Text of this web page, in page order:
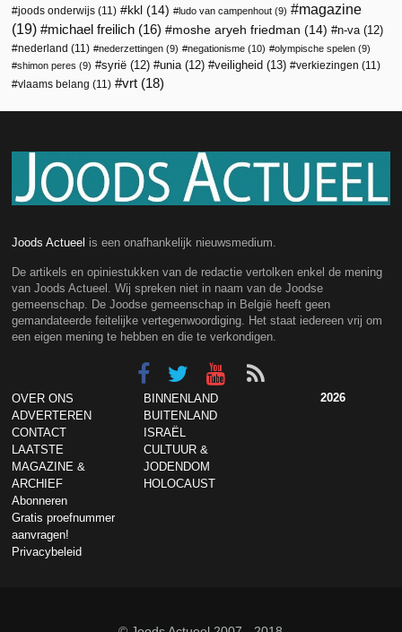
joods onderwijs (11) kkl (14) ludo van campenhout (9)
magazine
(19)
michael freilich (16) moshe aryeh friedman (14) n-va (12)
nederland (11) nederzettingen (9) negationisme (10) olympische spelen (9)
shimon peres (9) syrië (12) unia (12) veiligheid (13) verkiezingen (11)
vlaams belang (11) vrt (18)
Joods Actueel is een onafhankelijk nieuwsmedium.
De artikels en opiniestukken van de redactie vertolken enkel de mening
van Joods Actueel. Wij spreken niet in naam van de Joodse
gemeenschap. De Joodse gemeenschap in België heeft geen
gemandateerde feitelijke vertegenwoordiging. Het staat iedereen vrij om
een eigen mening te hebben en die te verkondigen.
OVER ONS
ADVERTEREN
CONTACT
LAATSTE
MAGAZINE &
ARCHIEF
Abonneren
Gratis proefnummer
aanvragen!
Privacybeleid
BINNENLAND
BUITENLAND
ISRAËL
CULTUUR &
JODENDOM
HOLOCAUST
2026